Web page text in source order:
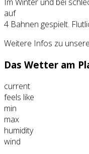
auf
4 Bahnen gespielt.
Weitere Infos zu
Das Wetter am
current
feels like
min
max
humidity
wind